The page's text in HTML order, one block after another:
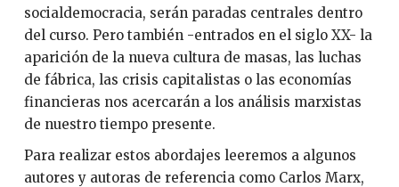
socialdemocracia, serán paradas centrales dentro
del curso. Pero también -entrados en el siglo XX- la
aparición de la nueva cultura de masas, las luchas
de fábrica, las crisis capitalistas o las economías
financieras nos acercarán a los análisis marxistas
de nuestro tiempo presente.
Para realizar estos abordajes leeremos a algunos
autores y autoras de referencia como Carlos Marx,